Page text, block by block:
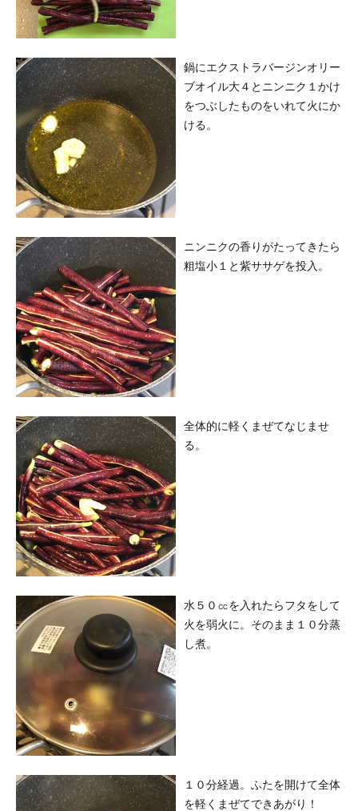
鍋にエクストラバージンオリー
ブオイル大４とニンニク１かけ
をつぶしたものをいれて火にか
ける。
ニンニクの香りがたってきたら
粗塩小１と紫ササゲを投入。
全体的に軽くまぜてなじませ
る。
水５０㏄を入れたらフタをして
火を弱火に。そのまま１０分蒸
し煮。
１０分経過。ふたを開けて全体
を軽くまぜてできあがり！